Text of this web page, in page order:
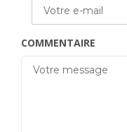
COMMENTAIRE